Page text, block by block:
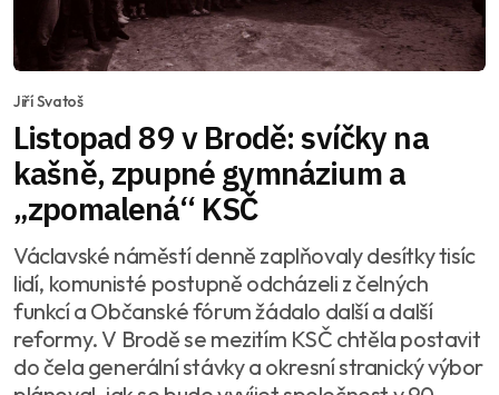
Jiří Svatoš
Listopad 89 v Brodě: svíčky na
kašně, zpupné gymnázium a
„zpomalená“ KSČ
Václavské náměstí denně zaplňovaly desítky tisíc
lidí, komunisté postupně odcházeli z čelných
funkcí a Občanské fórum žádalo další a další
reformy. V Brodě se mezitím KSČ chtěla postavit
do čela generální stávky a okresní stranický výbor